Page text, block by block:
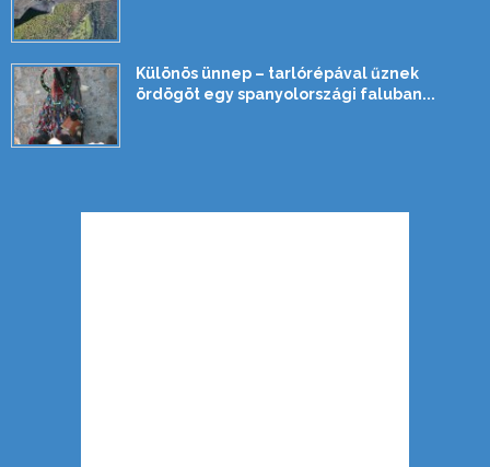
Különös ünnep – tarlórépával űznek
ördögöt egy spanyolországi faluban...